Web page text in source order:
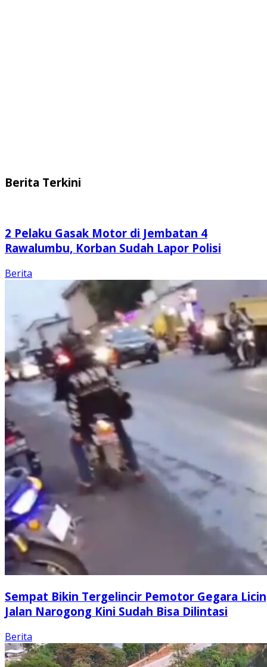
Berita Terkini
2 Pelaku Gasak Motor di Jembatan 4
Rawalumbu, Korban Sudah Lapor Polisi
Berita
Sempat Bikin Tergelincir Pemotor Gegara
Jalan Narogong Kini Sudah Bisa Dilintasi
Berita